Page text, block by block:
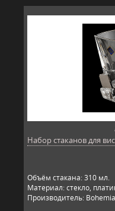
Набор стаканов для
Объём стакана: 310 мл.
Материал: стекло,
Производитель: